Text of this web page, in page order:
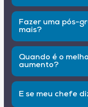
Ser proativo,
boa postura e
Fazer uma pós-
mais?
Sim. A
profissional e
novos cargos.
Quando é o
aumento?
Após cumprir
responsabilidades.
E se meu chefe